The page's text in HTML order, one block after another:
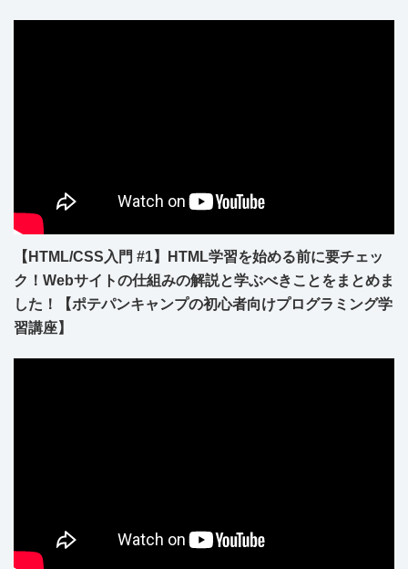
【HTML/CSS入門 #1】HTML学習を始める前に要チェッ
ク！Webサイトの仕組みの解説と学ぶべきことをまとめま
した！【ポテパンキャンプの初心者向けプログラミング学
習講座】